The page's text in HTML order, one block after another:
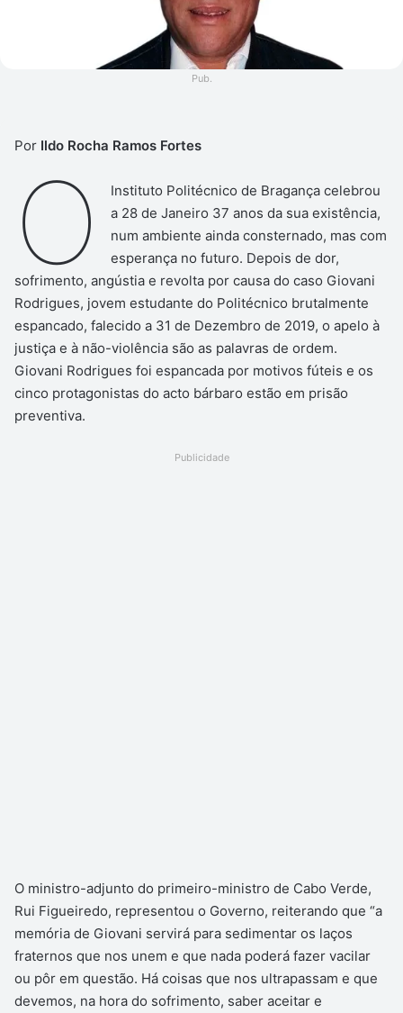
Pub.
Por Ildo Rocha Ramos Fortes
O
Instituto Politécnico de Bragança celebrou
a 28 de Janeiro 37 anos da sua existência,
num ambiente ainda consternado, mas com
esperança no futuro. Depois de dor,
sofrimento, angústia e revolta por causa do caso Giovani
Rodrigues, jovem estudante do Politécnico brutalmente
espancado, falecido a 31 de Dezembro de 2019, o apelo à
justiça e à não-violência são as palavras de ordem.
Giovani Rodrigues foi espancada por motivos fúteis e os
cinco protagonistas do acto bárbaro estão em prisão
preventiva.
Publicidade
O ministro-adjunto do primeiro-ministro de Cabo Verde,
Rui Figueiredo, representou o Governo, reiterando que “a
memória de Giovani servirá para sedimentar os laços
fraternos que nos unem e que nada poderá fazer vacilar
ou pôr em questão. Há coisas que nos ultrapassam e que
devemos, na hora do sofrimento, saber aceitar e